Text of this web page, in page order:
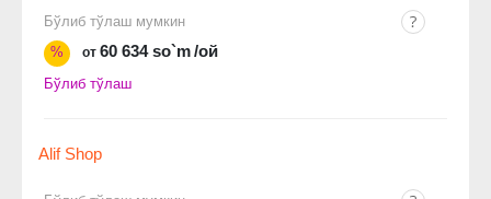
Бўлиб тўлаш мумкин
%
от 60 634 so`m/ой
Бўлиб тўлаш
Alif Shop